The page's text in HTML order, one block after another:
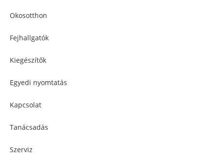
Okosotthon
Fejhallgatók
Kiegészítők
Egyedi nyomtatás
Kapcsolat
Tanácsadás
Szerviz